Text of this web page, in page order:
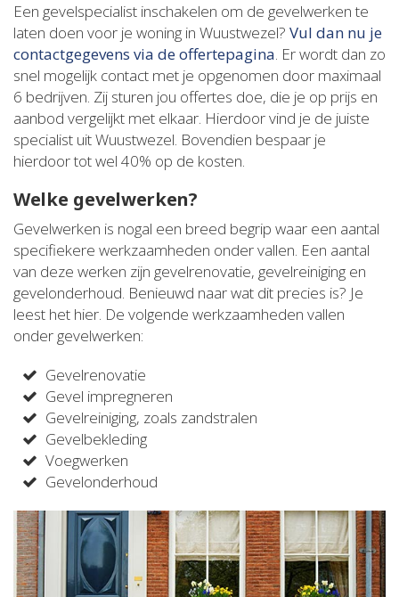
Een gevelspecialist inschakelen om de gevelwerken te
laten doen voor je woning in Wuustwezel? Vul dan nu je
contactgegevens via de offertepagina. Er wordt dan zo
snel mogelijk contact met je opgenomen door maximaal
6 bedrijven. Zij sturen jou offertes doe, die je op prijs en
aanbod vergelijkt met elkaar. Hierdoor vind je de juiste
specialist uit Wuustwezel. Bovendien bespaar je
hierdoor tot wel 40% op de kosten.
Welke gevelwerken?
Gevelwerken is nogal een breed begrip waar een aantal
specifiekere werkzaamheden onder vallen. Een aantal
van deze werken zijn gevelrenovatie, gevelreiniging en
gevelonderhoud. Benieuwd naar wat dit precies is? Je
leest het hier. De volgende werkzaamheden vallen
onder gevelwerken:
Gevelrenovatie
Gevel impregneren
Gevelreiniging, zoals zandstralen
Gevelbekleding
Voegwerken
Gevelonderhoud